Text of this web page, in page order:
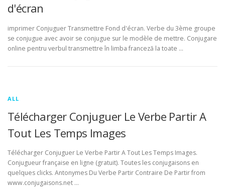
d'écran
imprimer Conjuguer Transmettre Fond d'écran. Verbe du 3ème groupe
se conjugue avec avoir se conjugue sur le modèle de mettre. Conjugare
online pentru verbul transmettre în limba franceză la toate …
ALL
Télécharger Conjuguer Le Verbe Partir A
Tout Les Temps Images
Télécharger Conjuguer Le Verbe Partir A Tout Les Temps Images.
Conjugueur française en ligne (gratuit). Toutes les conjugaisons en
quelques clicks. Antonymes Du Verbe Partir Contraire De Partir from
www.conjugaisons.net …